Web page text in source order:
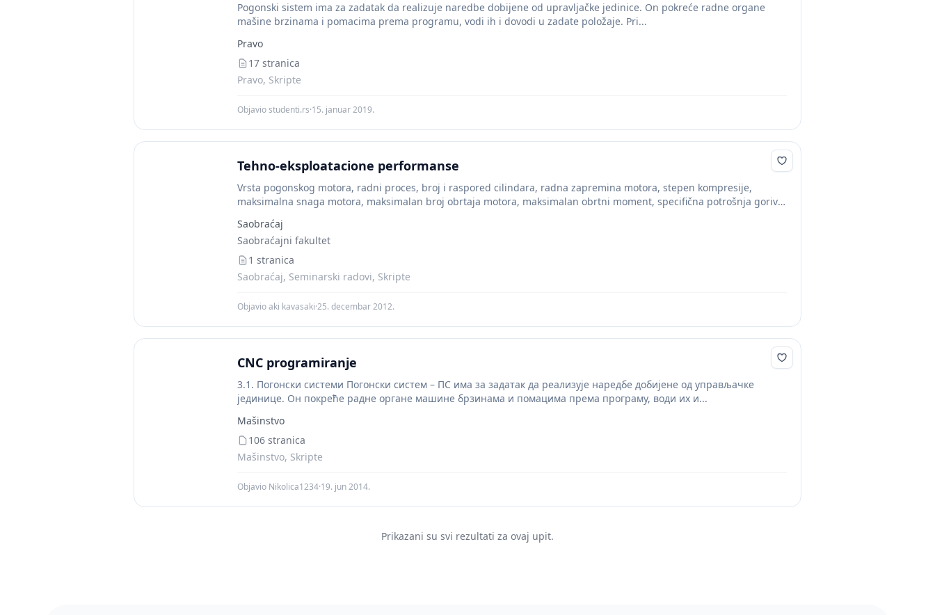
Pogonski sistem ima za zadatak da realizuje naredbe dobijene od upravljačke jedinice. On pokreće radne organe
mašine brzinama i pomacima prema programu, vodi ih i dovodi u zadate položaje. Pri...
Pravo
17 stranica
Pravo, Skripte
Objavio studenti.rs·15. januar 2019.
Tehno-eksploatacione performanse
Vrsta pogonskog motora, radni proces, broj i raspored cilindara, radna zapremina motora, stepen kompresije,
maksimalna snaga motora, maksimalan broj obrtaja motora, maksimalan obrtni moment, specifična potrošnja goriva,
Saobraćaj
Saobraćajni fakultet
1 stranica
Saobraćaj, Seminarski radovi, Skripte
Objavio aki kavasaki·25. decembar 2012.
CNC programiranje
3.1. Погонски системи Погонски систем – ПС има за задатак да реализује наредбе добијене од управљачке
јединице. Он покреће радне органе машине брзинама и помацима према програму, води их и...
Mašinstvo
106 stranica
Mašinstvo, Skripte
Objavio Nikolica1234·19. jun 2014.
Prikazani su svi rezultati za ovaj upit.